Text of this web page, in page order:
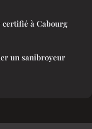
à Cabourg
un sanibroyeur